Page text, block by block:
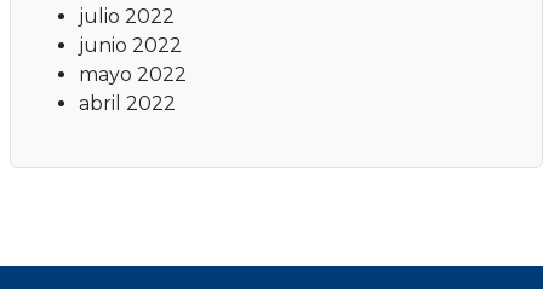
julio 2022
junio 2022
mayo 2022
abril 2022